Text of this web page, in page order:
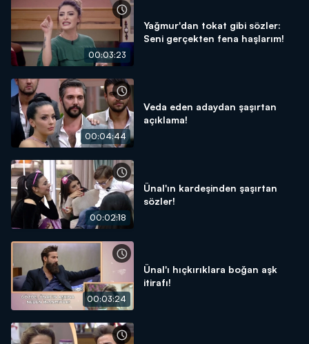
00:03:23
Yağmur'dan tokat gibi sözler:
Seni gerçekten fena haşlarım!
00:04:44
Veda eden adaydan şaşırtan
açıklama!
00:02:18
Ünal'ın kardeşinden şaşırtan
sözler!
00:03:24
Ünal'ı hıçkırıklara boğan aşk
itirafı!